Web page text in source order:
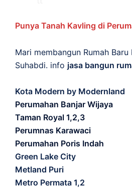
Punya Tanah Kavling di
Mari membangun Rumah
Suhabdi. info jasa bangun
Kota Modern by Modernland
Perumahan Banjar Wijaya
Taman Royal 1,2,3
Perumnas Karawaci
Perumahan Poris Indah
Green Lake City
Metland Puri
Metro Permata 1,2